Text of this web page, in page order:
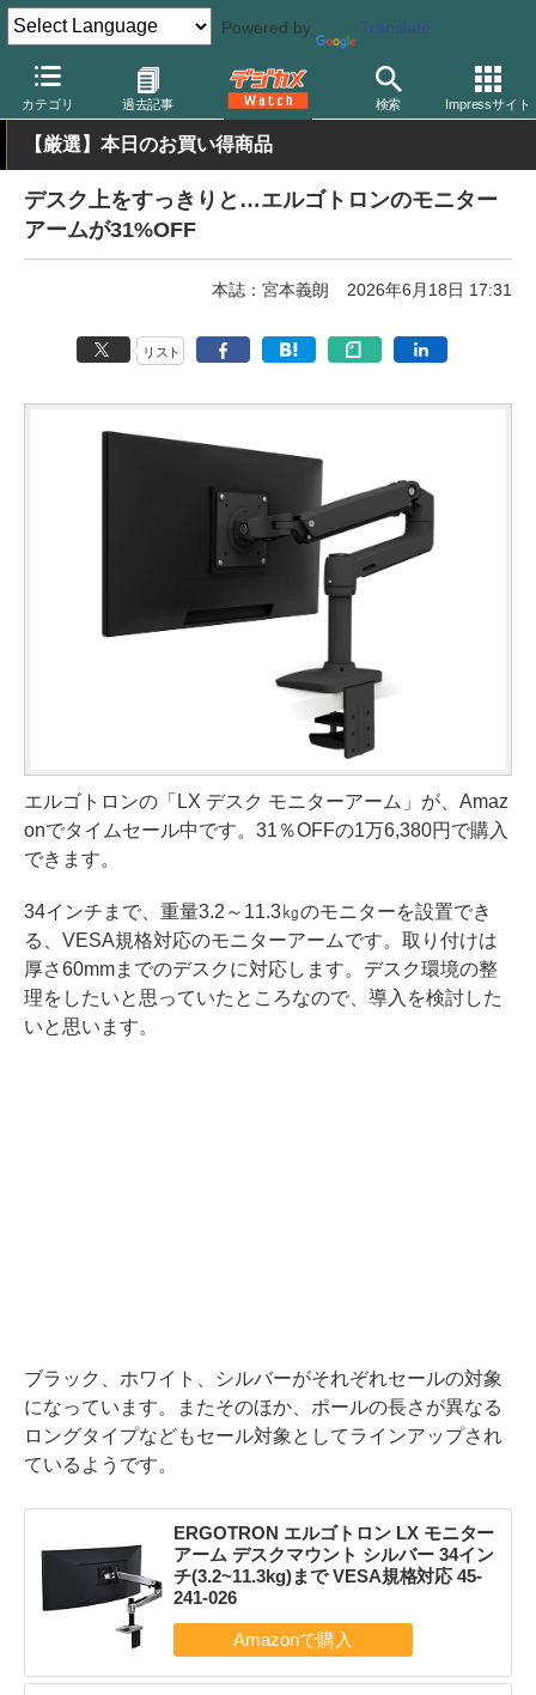
Powered by Translate
カテゴリ 過去記事 検索 Impressサイト
デジカメ Watch PC/モバイル関連 モニター（ディスプレイ）
【厳選】本日のお買い得商品
デスク上をすっきりと…エルゴトロンのモニター
アームが31%OFF
本誌：宮本義朗 2026年6月18日 17:31
リスト
エルゴトロンの「LX デスク モニターアーム」が、Amaz
onでタイムセール中です。31％OFFの1万6,380円で購入
できます。
34インチまで、重量3.2～11.3㎏のモニターを設置でき
る、VESA規格対応のモニターアームです。取り付けは
厚さ60mmまでのデスクに対応します。デスク環境の整
理をしたいと思っていたところなので、導入を検討した
いと思います。
ブラック、ホワイト、シルバーがそれぞれセールの対象
になっています。またそのほか、ポールの長さが異なる
ロングタイプなどもセール対象としてラインアップされ
ているようです。
ERGOTRON エルゴトロン LX モニター
アーム デスクマウント シルバー 34イン
チ(3.2~11.3kg)まで VESA規格対応 45-
241-026